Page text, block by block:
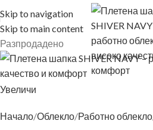
Skip to navigation
Skip to main content
Разпродадено
Увеличи
Начало Облекло Работно облекло